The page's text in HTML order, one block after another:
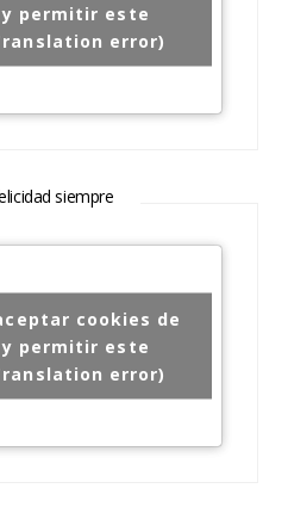
permitir este
error)
siempre
cookies de
permitir este
error)